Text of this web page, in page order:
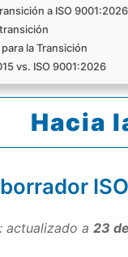
a ISO 9001:2026
la Transición
vs. ISO 9001:2026
Hacia
actualizado a 23